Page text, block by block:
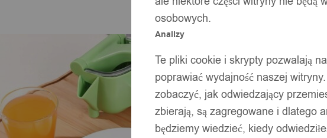
osobowych.
Analizy
Te pliki cookie i skrypty pozwalają
poprawiać wydajność naszej
zobaczyć, jak odwiedzający
zbierają, są zagregowane i dlatego
będziemy wiedzieć, kiedy